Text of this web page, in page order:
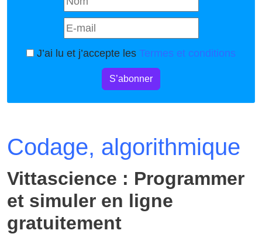
J’ai lu et j’accepte les Termes et conditions
S’abonner
Codage, algorithmique
Vittascience : Programmer
et simuler en ligne
gratuitement